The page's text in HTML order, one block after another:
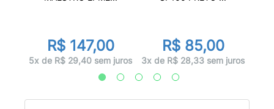
R$ 147,00
5x de R$ 29,40 sem juros
R$ 85,00
3x de R$ 28,33 sem juros